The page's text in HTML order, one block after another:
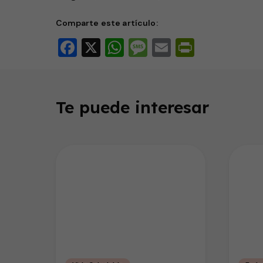
Comparte este artículo:
Facebook
X WhatsApp
Message
Email
Te puede interesar